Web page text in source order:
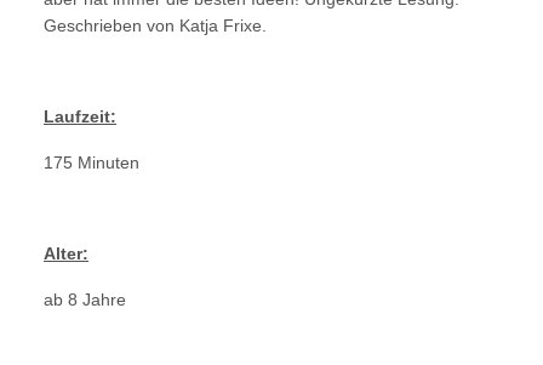
Geschrieben von Katja Frixe.
Laufzeit:
175 Minuten
Alter:
ab 8 Jahre